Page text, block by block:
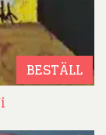
BESTÄLL